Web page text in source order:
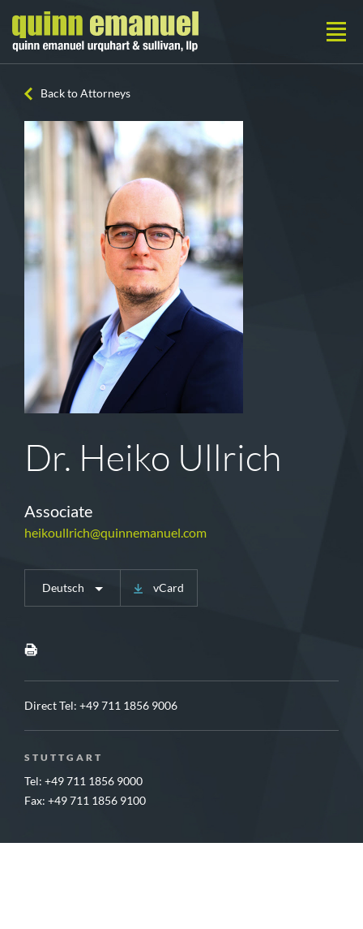
Back to Attorneys
Dr. Heiko Ullrich
Associate
heikoullrich@quinnemanuel.com
Deutsch vCard
Direct Tel: +49 711 1856 9006
STUTTGART
Tel: +49 711 1856 9000
Fax: +49 711 1856 9100